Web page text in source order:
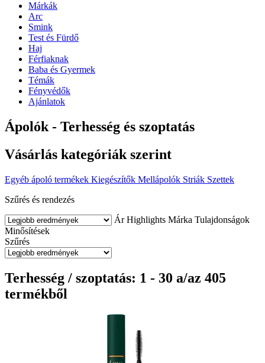
Márkák
Arc
Smink
Test és Fürdő
Haj
Férfiaknak
Baba és Gyermek
Témák
Fényvédők
Ajánlatok
Ápolók - Terhesség és szoptatás
Vásárlás kategóriák szerint
Egyéb ápoló termékek Kiegészítők Mellápolók Striák Szettek
Szűrés és rendezés
Ár Highlights Márka Tulajdonságok
Minősítések
Szűrés
Terhesség / szoptatás: 1 - 30 a/az 405
termékből